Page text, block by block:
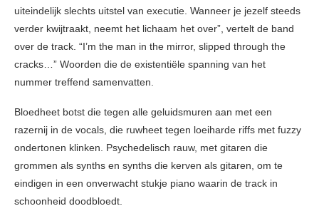
uiteindelijk slechts uitstel van executie. Wanneer je jezelf steeds
verder kwijtraakt, neemt het lichaam het over”, vertelt de band
over de track. “I’m the man in the mirror, slipped through the
cracks…” Woorden die de existentiële spanning van het
nummer treffend samenvatten.
Bloedheet botst die tegen alle geluidsmuren aan met een
razernij in de vocals, die ruwheet tegen loeiharde riffs met fuzzy
ondertonen klinken. Psychedelisch rauw, met gitaren die
grommen als synths en synths die kerven als gitaren, om te
eindigen in een onverwacht stukje piano waarin de track in
schoonheid doodbloedt.